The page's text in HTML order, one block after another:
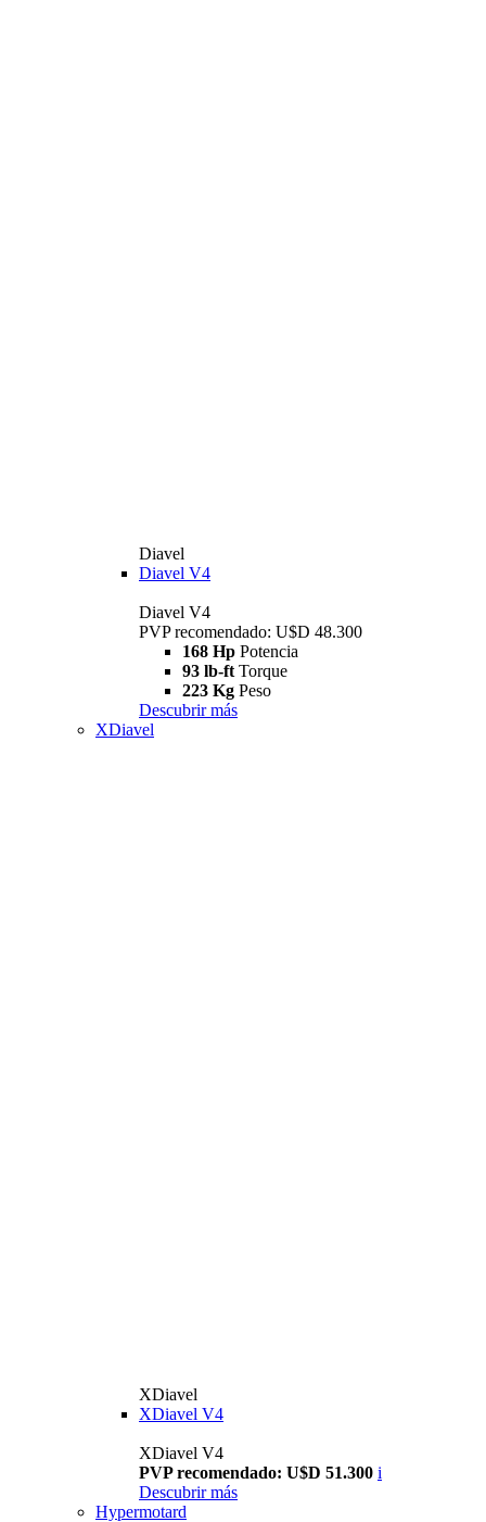
Diavel
Diavel V4
Diavel V4
PVP recomendado: U$D 48.300
168 Hp Potencia
93 lb-ft Torque
223 Kg Peso
Descubrir más
XDiavel
XDiavel
XDiavel V4
XDiavel V4
PVP recomendado: U$D 51.300 i
Descubrir más
Hypermotard